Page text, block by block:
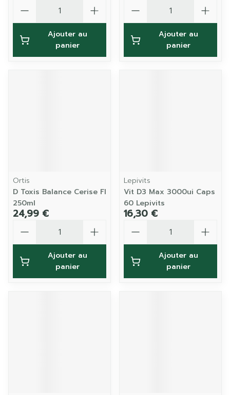
Ajouter au
panier
Ajouter au
panier
Ortis
D Toxis Balance Cerise Fl
250ml
24,99 €
Ajouter au
panier
Lepivits
Vit D3 Max 3000ui Caps
60 Lepivits
16,30 €
Ajouter au
panier